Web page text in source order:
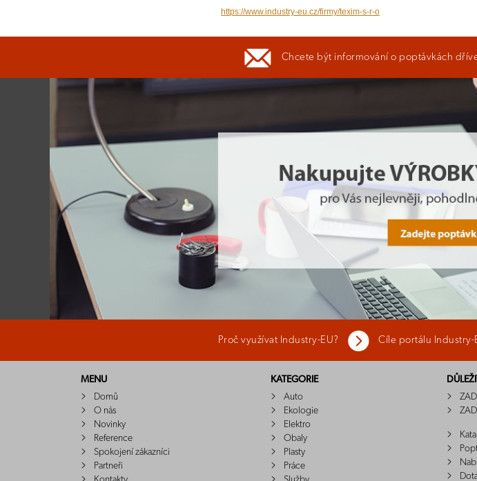
https://www.industry-eu.cz/firmy/texim-s-r-o
Chcete být informování o poptávkách
Proč využívat Industry-EU? Cíle portálu Industry-
MENU
Domů
O nás
Novinky
Reference
Spokojení zákazníci
Partneři
KATEGORIE
Auto
Ekologie
Elektro
Obaly
Plasty
Práce